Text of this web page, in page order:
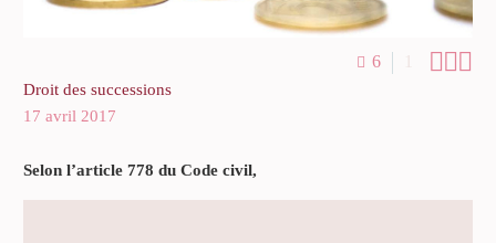
6 
Droit des successions
17 avril 2017
Selon l’article 778 du Code civil,